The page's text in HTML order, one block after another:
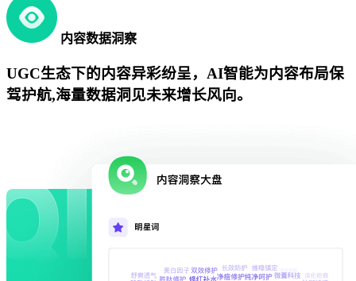
内容数据洞察
UGC生态下的内容异彩纷呈，AI智能为内容布局保
驾护航,海量数据洞见未来增长风向。